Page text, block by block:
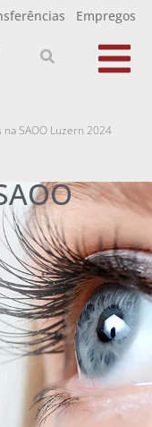
Empregos
SAOO Luzern 2024